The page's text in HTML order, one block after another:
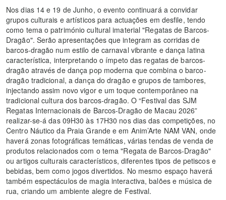
Nos dias 14 e 19 de Junho, o evento continuará a convidar
grupos culturais e artísticos para actuações em desfile, tendo
como tema o património cultural imaterial "Regatas de Barcos-
Dragão". Serão apresentações que integram as corridas de
barcos-dragão num estilo de carnaval vibrante e dança latina
característica, interpretando o ímpeto das regatas de barcos-
dragão através de dança pop moderna que combina o barco-
dragão tradicional, a dança do dragão e grupos de tambores,
injectando assim novo vigor e um toque contemporâneo na
tradicional cultura dos barcos-dragão. O “Festival das SJM
Regatas Internacionais de Barcos-Dragão de Macau 2026”
realizar-se-á das 09H30 às 17H30 nos dias das competições, no
Centro Náutico da Praia Grande e em Anim’Arte NAM VAN, onde
haverá zonas fotográficas temáticas, várias tendas de venda de
produtos relacionados com o tema "Regata de Barcos-Dragão"
ou artigos culturais característicos, diferentes tipos de petiscos e
bebidas, bem como jogos divertidos. No mesmo espaço haverá
também espectáculos de magia interactiva, balões e música de
rua, criando um ambiente alegre de Festival.